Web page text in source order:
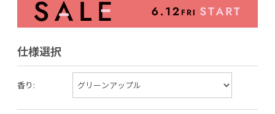
仕様選択
香り: